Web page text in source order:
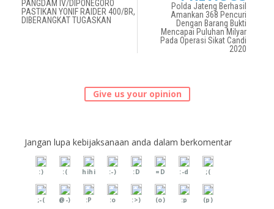
PANGDAM IV/DIPONEGORO
PASTIKAN YONIF RAIDER 400/BR,
DIBERANGKAT TUGASKAN
Polda Jateng Berhasil
Amankan 368 Pencuri
Dengan Barang Bukti
Mencapai Puluhan Milyar
Pada Operasi Sikat Candi
2020
Give us your opinion
Jangan lupa kebijaksanaan anda dalam berkomentar
:) :( hihi :-) :D =D :-d ;(
;-( @-) :P :o :>) (o) :p (p)